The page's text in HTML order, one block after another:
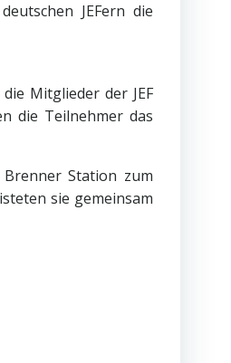
JEFern die
Mitglieder der JEF
die Teilnehmer das
Station zum
sie gemeinsam